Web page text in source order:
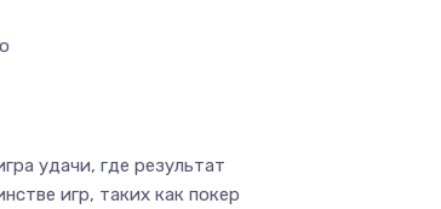
удачи, где результат
игр, таких как покер